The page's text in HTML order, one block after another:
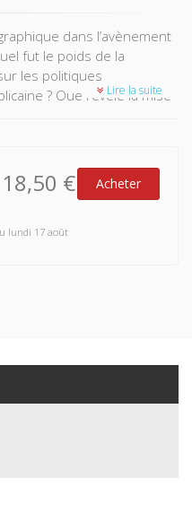
dans l’avènement
fut le poids de la
les politiques
? Que révèle la mise
populations. En insistant
usages idéologiques, le
de la démographie
Lire la suite
18,50 € Acheter
lundi 17 août